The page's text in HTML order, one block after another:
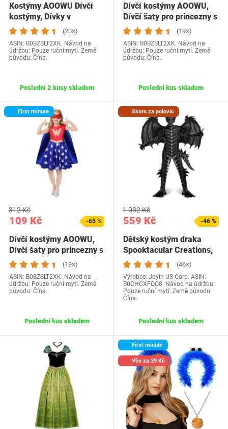
Kostýmy AOOWU Dívčí
kostýmy, Dívky v
kostýmech princezny s…
(20×)
ASIN: B0BZSLT2XK. Návod na
údržbu: Pouze ruční mytí. Země
původu: Čína.
Poslední 2 kusy skladem
Dívčí kostýmy AOOWU,
Dívčí šaty pro princezny s
pláštěnkami…
(19×)
ASIN: B0BZSLT2XK. Návod na
údržbu: Pouze ruční mytí. Země
původu: Čína.
Poslední kus skladem
First minute
109 Kč
312 Kč
-65 %
Dívčí kostýmy AOOWU,
Dívčí šaty pro princezny s
pláštěnkami…
(19×)
ASIN: B0BZSLT2XK. Návod na
údržbu: Pouze ruční mytí. Země
původu: Čína.
Poslední kus skladem
Skoro za polovic
559 Kč
1 032 Kč
-46 %
Dětský kostým draka
Spooktacular Creations,
overal z…
(46×)
Výrobce: Joyin US Corp. ASIN:
B0CHCXFQQ8. Návod na údržbu:
Pouze ruční mytí. Země původu:
Čína.
Poslední kus skladem
First minute
Vše za 29 Kč